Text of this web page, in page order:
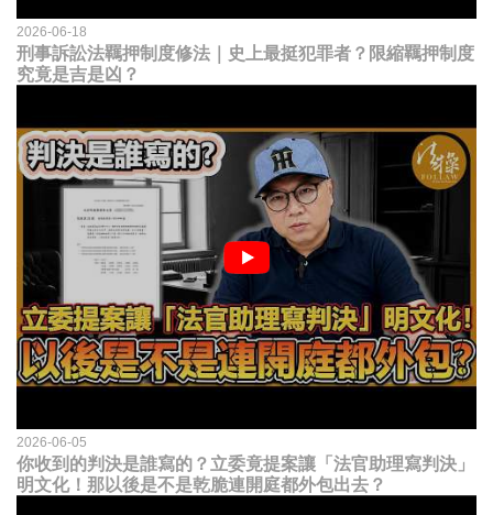
2026-06-18
刑事訴訟法羈押制度修法｜史上最挺犯罪者？限縮羈押制度
究竟是吉是凶？
2026-06-05
你收到的判決是誰寫的？立委竟提案讓「法官助理寫判決」
明文化！那以後是不是乾脆連開庭都外包出去？